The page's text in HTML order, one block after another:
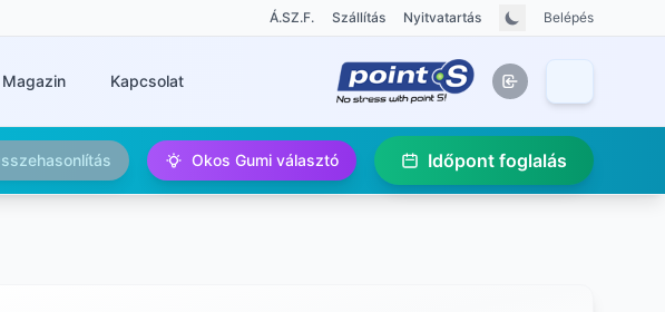
Á.SZ.F. Szállítás Nyitvatartás Belépés
Magazin Kapcsolat
Okos Gumi választó Időpont foglalás